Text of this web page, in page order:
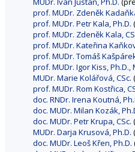
prof. MUDr. Zdeněk
prof. MUDr. Petr Kala, Ph.D.
prof. MUDr. Zdeněk Kala,
prof. MUDr. Kateřina
prof. MUDr. Tomáš
prof. MUDr. Igor Kiss, Ph.D.,
MUDr. Marie Kolářová, CSc.
prof. MUDr. Rom Kostřica,
doc. RNDr. Irena Koutná,
doc. MUDr. Milan Kozák,
doc. MUDr. Petr Krupa, CSc.
MUDr. Darja Krusová, Ph.D.
doc. MUDr. Leoš Křen, Ph.D.